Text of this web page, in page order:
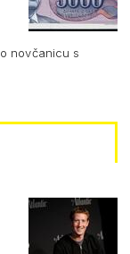
novčanicu s